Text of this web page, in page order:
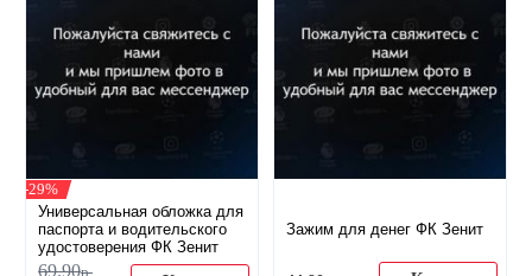
-29%
Универсальная обложка для
паспорта и водительского
удостоверения ФК Зенит
69.90р.
Зажим для денег ФК Зенит